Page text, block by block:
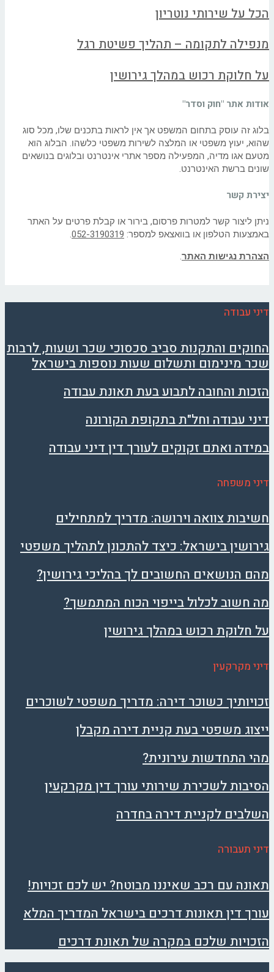
הכל על שירותי נוטריון
מנפילה לתקומה – תהליך פשיטת רגל
על חלוקת רכוש במהלך גירושין
אודות אתר "חוק וסדר"
בלוג זה עוסק בתחום המשפט אך אין לראות בתכנים שלו, מכל סוג
שהוא, יעוץ משפטי או המלצה לשירות משפטי כלשהו. הבלוג הוא
מטעם אגו מדיה, המפעילה מספר אתרי אינטרנט ובלוגים בנושאים
שונים ברשת האינטרנט.
יצירת קשר
ניתן ליצור קשר למטרות פרסום, בירור או קבלת פרטים על האתר
באמצעות הטלפון או בוואצאפ למספר: 052-3190319
.
הצהרת נגישות האתר.
דיני עבודה
החוקים והתקנות סביב סכסוכי שכר ושעות, לרבות
שכר מינימום ותשלום שעות נוספות בישראל
הזכות והחובה לתבוע בעת תאונת עבודה
דיני עבודה וחל"ת בתקופת הקורונה
במידה ואתם זקוקים לעורך דין דיני עבודה
דיני משפחה
חשיבות צוואה וירושה: מדריך למתחילים
גירושין בישראל: כיצד להתכונן לתהליך משפטי
מהם הנושאים החשובים לך בהליכי גירושין?
מה חשוב לכלול בייפוי הכוח המתמשך?
על חלוקת רכוש במהלך גירושין
דיני מקרקעין
זכויותיך כשוכר דירה: מדריך משפטי לשוכרים
ייצוג משפטי בעת קניית דירה מקבלן
מהי התחדשות עירונית?
הסיבות לשכירת שירותי עורך דין מקרקעין
השלבים לקניית דירה בחדרה
דיני תעבורה
תאונה עם רכב שאיננו מבוטח? יש לכם זכויות!
עורך דין תאונות דרכים בישראל המדריך המלא
הזכויות שלכם במקרה של תאונת דרכים